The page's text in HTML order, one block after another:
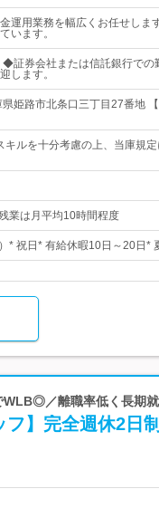
運用業務を幅広くお任せし
います。
証券会社または信託銀行で
します。
姫路市北条口三丁目27番地
ルを十分考慮の上、当庫規
業は月平均10時間程度
* 祝日* 有給休暇10日～20日*
／離職率低く長期就
フ】完全週休2日